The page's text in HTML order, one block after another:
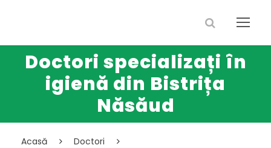
Doctori specializați în
igienă din Bistrița
Năsăud
Acasă
Doctori